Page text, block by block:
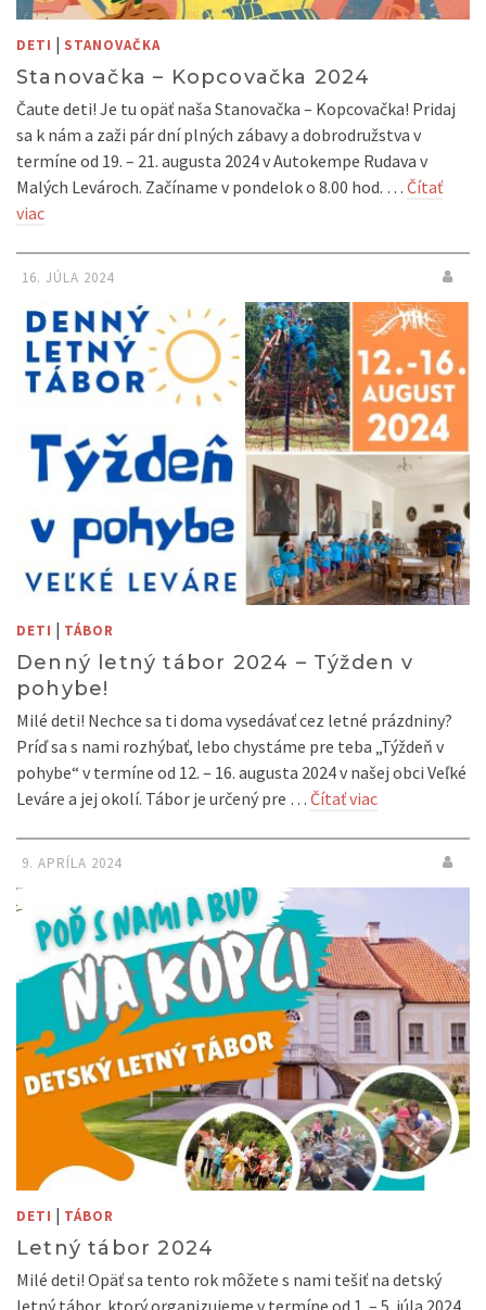
DETI | STANOVAČKA
Stanovačka – Kopcovačka 2024
Čaute deti! Je tu opäť naša Stanovačka – Kopcovačka! Pridaj
sa k nám a zaži pár dní plných zábavy a dobrodružstva v
termíne od 19. – 21. augusta 2024 v Autokempe Rudava v
Malých Levároch. Začíname v pondelok o 8.00 hod. … Čítať
viac
16. JÚLA 2024
DETI | TÁBOR
Denný letný tábor 2024 – Týžden v
pohybe!
Milé deti! Nechce sa ti doma vysedávať cez letné prázdniny?
Príď sa s nami rozhýbať, lebo chystáme pre teba „Týždeň v
pohybe“ v termíne od 12. – 16. augusta 2024 v našej obci Veľké
Leváre a jej okolí. Tábor je určený pre … Čítať viac
9. APRÍLA 2024
DETI | TÁBOR
Letný tábor 2024
Milé deti! Opäť sa tento rok môžete s nami tešiť na detský
letný tábor, ktorý organizujeme v termíne od 1. – 5. júla 2024